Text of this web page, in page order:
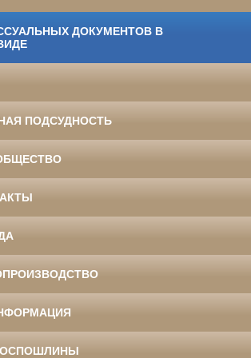
ДОКУМЕНТОВ В
ПОДСУДНОСТЬ